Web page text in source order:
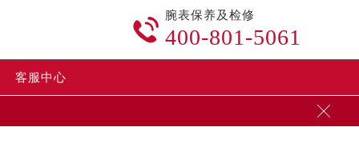

腕表保养及检修
400-801-5061
客服中心
